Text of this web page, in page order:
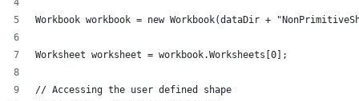
Workbook workbook = new Workbook(dataDir +
Worksheet worksheet = workbook.Worksheets[0];
// Accessing the user defined shape